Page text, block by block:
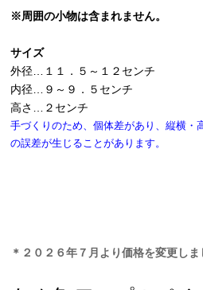
※周囲の小物は含まれません。
サイズ
外径…１１．５～１２センチ
内径…９～９．５センチ
高さ…２センチ
手づくりのため、個体差があり、縦横・
の誤差が生じることがあります。
＊２０２６年７月より価格を変更しま